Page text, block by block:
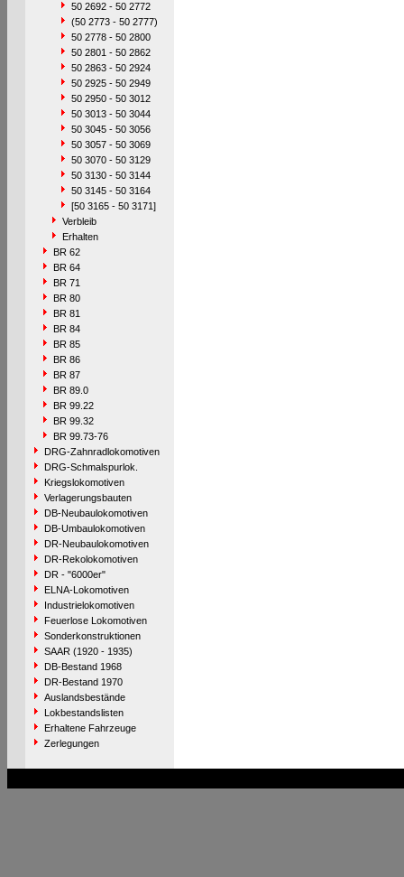
50 2692 - 50 2772
(50 2773 - 50 2777)
50 2778 - 50 2800
50 2801 - 50 2862
50 2863 - 50 2924
50 2925 - 50 2949
50 2950 - 50 3012
50 3013 - 50 3044
50 3045 - 50 3056
50 3057 - 50 3069
50 3070 - 50 3129
50 3130 - 50 3144
50 3145 - 50 3164
[50 3165 - 50 3171]
Verbleib
Erhalten
BR 62
BR 64
BR 71
BR 80
BR 81
BR 84
BR 85
BR 86
BR 87
BR 89.0
BR 99.22
BR 99.32
BR 99.73-76
DRG-Zahnradlokomotiven
DRG-Schmalspurlok.
Kriegslokomotiven
Verlagerungsbauten
DB-Neubaulokomotiven
DB-Umbaulokomotiven
DR-Neubaulokomotiven
DR-Rekolokomotiven
DR - "6000er"
ELNA-Lokomotiven
Industrielokomotiven
Feuerlose Lokomotiven
Sonderkonstruktionen
SAAR (1920 - 1935)
DB-Bestand 1968
DR-Bestand 1970
Auslandsbestände
Lokbestandslisten
Erhaltene Fahrzeuge
Zerlegungen